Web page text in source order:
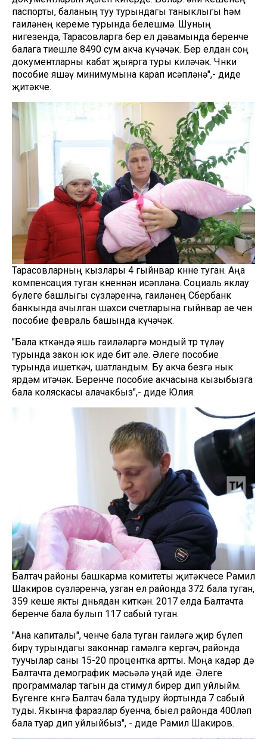
паспорты, баланың туу турындагы таныклыгы һәм
гаиләнең кереме турында белешмә. Шуның
нигезендә, Тарасовларга бер ел дәвамында беренче
балага тиешле 8490 сум акча күчәчәк. Бер елдан соң
документларны кабат җыярга туры киләчәк. Чөнки
пособие яшәү минимумына карап исәпләнә",- диде
җитәкче.
Тарасовларның кызлары 4 гыйнвар көнне туган. Аңа
компенсация туган көненнән исәпләнә. Социаль яклау
бүлеге башлыгы сүзләренчә, гаиләнең Сбербанк
банкында ачылган шәхси счетларына гыйнвар ае өчен
пособие февраль башында күчәчәк.
"Бала көткәндә яшь гаиләләргә мондый төр түләү
турында закон юк иде бит әле. Әлеге пособие
турында ишеткәч, шатландым. Бу акча безгә нык
ярдәм итәчәк. Беренче пособие акчасына кызыбызга
бала коляскасы алачакбыз",- диде Юлия.
Балтач районы башкарма комитеты җитәкчесе Рамил
Шакиров сүзләренчә, узган ел районда 372 бала туган,
359 кеше якты дөньядан киткән. 2017 елда Балтачта
беренче бала булып 117 сабый туган.
"Ана капиталы", өченче бала туган гаиләгә җир бүлеп
бирү турындагы законнар гамәлгә кергәч, районда
туучылар саны 15-20 процентка артты. Моңа кадәр дә
Балтачта демографик мәсьәлә уңай иде. Әлеге
программалар тагын да стимул бирер дип уйлыйм.
Бүгенге көнгә Балтач бала тудыру йортында 7 сабый
туды. Якынча фаразлар буенча, быел районда 400ләп
бала туар дип уйлыйбыз", - диде Рамил Шакиров.